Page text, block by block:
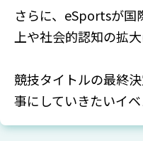
さらに、eSportsが国
上や社会的認知の拡
競技タイトルの最終
事にしていきたいイベ